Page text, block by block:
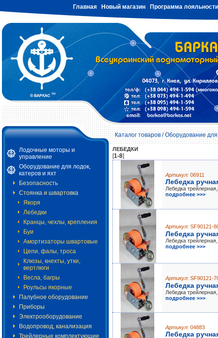
Главная Новый магазин Программа лояльности
Каталог товаров/Оборудование для
Лодочные моторы и
управление
Оборудование для лодок,
катеров и яхт
Безопасность
Стоянка и швартовка
Якоря
Лебедки
Кранцы, чехлы, крепления
Буи
Амортизаторы швартовые
Цепи, фалы, троса
Клюзы, кнехты, утки,
вертлюги
Весла, багры
Роульсы якорные
Палубное оборудование
Приборы
Электрооборудование
Водопровод, канализация
Трейлерные комплектующие
ЛЕБЕДКИ
[1-8]
Артикул: 06911
Лебедка
Лебедка
подробнее >>>
Артикул: SF90121-
Лебедка
Лебедка
подробнее >>>
Артикул: SF90121-
Лебедка
Лебедка
подробнее >>>
Артикул: 04883
Лебедка